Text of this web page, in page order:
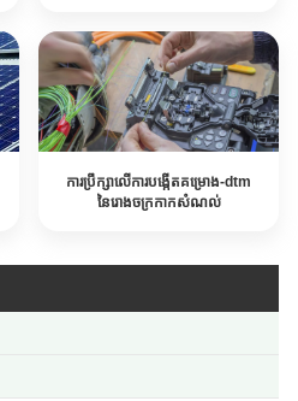
ការប្រឹក្សាលើការបង្កើតគម្រោង-dtm
នៃរោងចក្រកាកសំណល់